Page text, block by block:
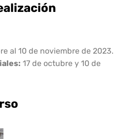
al 10 de noviembre de 2023.
17 de octubre y 10 de